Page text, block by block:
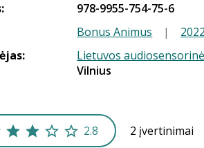
978-9955-754-75-6
Bonus Animus | 2022
Lietuvos
Vilnius
2.8 2 įvertinimai